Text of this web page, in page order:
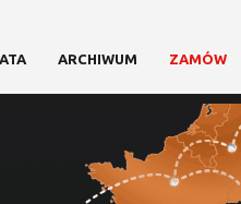
ARCHIWUM ZAMÓW